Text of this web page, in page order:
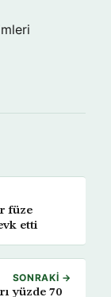
füze
etti
SONRAKI →
yüzde 70